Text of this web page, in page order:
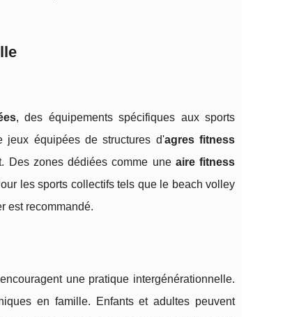
, des équipements spécifiques aux sports
jeux équipées de structures d'agres fitness
Des zones dédiées comme une aire fitness
les sports collectifs tels que le beach volley
est recommandé.
une pratique intergénérationnelle.
en famille. Enfants et adultes peuvent